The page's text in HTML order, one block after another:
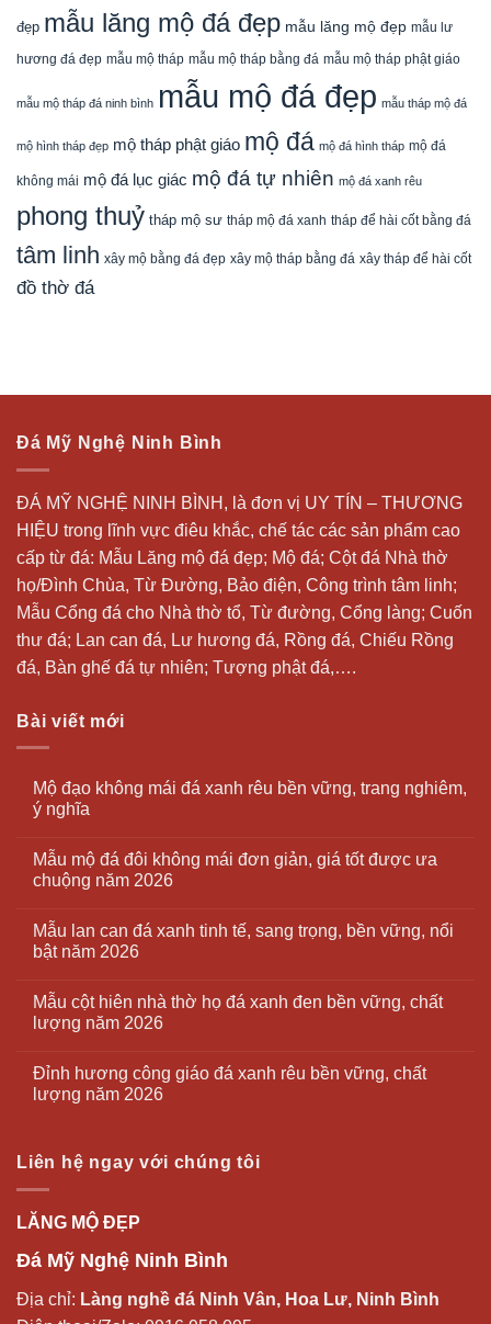
đẹp mẫu lăng mộ đá đẹp mẫu lăng mộ đẹp mẫu lư
hương đá đẹp mẫu mộ tháp mẫu mộ tháp bằng đá mẫu mộ tháp phật giáo
mẫu mộ tháp đá ninh bình mẫu mộ đá đẹp mẫu tháp mộ đá
mộ hình tháp đẹp mộ tháp phật giáo mộ đá mộ đá hình tháp mộ đá
không mái mộ đá lục giác mộ đá tự nhiên mộ đá xanh rêu
phong thuỷ tháp mộ sư tháp mộ đá xanh tháp để hài cốt bằng đá
tâm linh xây mộ bằng đá đẹp xây mộ tháp bằng đá xây tháp để hài cốt
đồ thờ đá
Đá Mỹ Nghệ Ninh Bình
ĐÁ MỸ NGHỆ NINH BÌNH, là đơn vị UY TÍN – THƯƠNG
HIỆU trong lĩnh vực điêu khắc, chế tác các sản phẩm cao
cấp từ đá: Mẫu Lăng mộ đá đẹp; Mộ đá; Cột đá Nhà thờ
họ/Đình Chùa, Từ Đường, Bảo điện, Công trình tâm linh;
Mẫu Cổng đá cho Nhà thờ tổ, Từ đường, Cổng làng; Cuốn
thư đá; Lan can đá, Lư hương đá, Rồng đá, Chiếu Rồng
đá, Bàn ghế đá tự nhiên; Tượng phật đá,….
Bài viết mới
Mộ đạo không mái đá xanh rêu bền vững, trang nghiêm,
ý nghĩa
Mẫu mộ đá đôi không mái đơn giản, giá tốt được ưa
chuộng năm 2026
Mẫu lan can đá xanh tinh tế, sang trọng, bền vững, nổi
bật năm 2026
Mẫu cột hiên nhà thờ họ đá xanh đen bền vững, chất
lượng năm 2026
Đỉnh hương công giáo đá xanh rêu bền vững, chất
lượng năm 2026
Liên hệ ngay với chúng tôi
LĂNG MỘ ĐẸP
Đá Mỹ Nghệ Ninh Bình
Địa chỉ: Làng nghề đá Ninh Vân, Hoa Lư, Ninh Bình